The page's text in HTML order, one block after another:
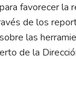
favorecer
de los
las
de la